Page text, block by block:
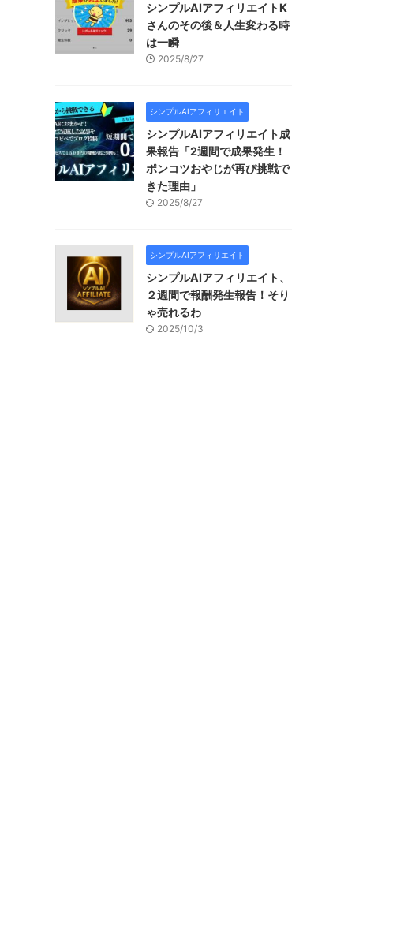
シンプルAIアフィリエイトK
さんのその後＆人生変わる時
は一瞬
2025/8/27
シンプルAIアフィリエイト
シンプルAIアフィリエイト成
果報告「2週間で成果発生！
ポンコツおやじが再び挑戦で
きた理由」
2025/8/27
シンプルAIアフィリエイト
シンプルAIアフィリエイト、
２週間で報酬発生報告！そり
ゃ売れるわ
2025/10/3